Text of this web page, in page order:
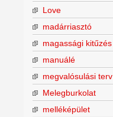
Love
madárriasztó
magassági kitűzés
manuálé
megvalósulási terv
Melegburkolat
melléképület